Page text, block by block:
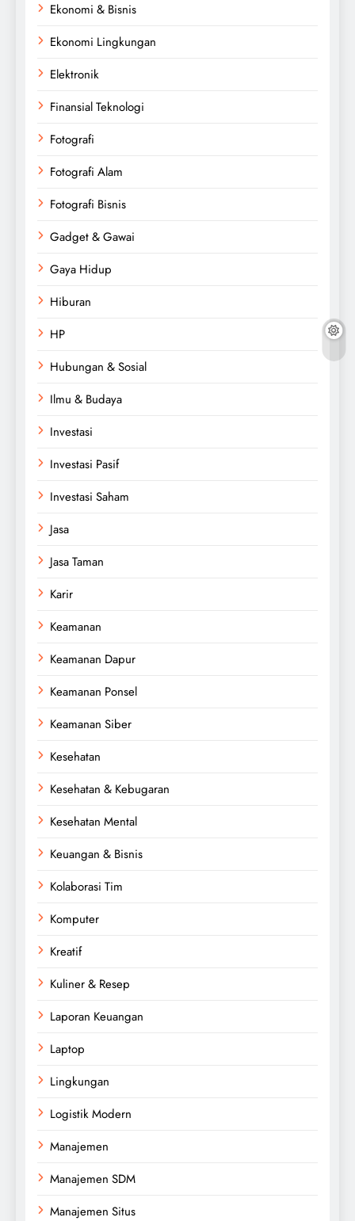
Ekonomi & Bisnis
Ekonomi Lingkungan
Elektronik
Finansial Teknologi
Fotografi
Fotografi Alam
Fotografi Bisnis
Gadget & Gawai
Gaya Hidup
Hiburan
HP
Hubungan & Sosial
Ilmu & Budaya
Investasi
Investasi Pasif
Investasi Saham
Jasa
Jasa Taman
Karir
Keamanan
Keamanan Dapur
Keamanan Ponsel
Keamanan Siber
Kesehatan
Kesehatan & Kebugaran
Kesehatan Mental
Keuangan & Bisnis
Kolaborasi Tim
Komputer
Kreatif
Kuliner & Resep
Laporan Keuangan
Laptop
Lingkungan
Logistik Modern
Manajemen
Manajemen SDM
Manajemen Situs